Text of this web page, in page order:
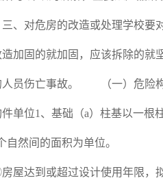
对危房的改造或处理学校要
加固的就加固，应该拆除的
人员伤亡事故。 （一）危险
单位1、基础（a）柱基以一
然间的面积为单位。
达到或超过设计使用年限，